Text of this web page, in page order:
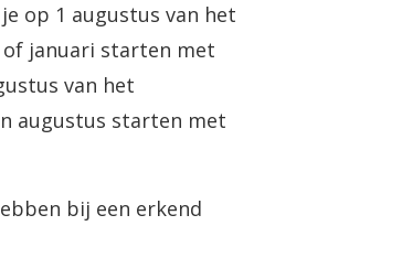
op 1 augustus van het
of januari starten met
van het
augustus starten met
bij een erkend